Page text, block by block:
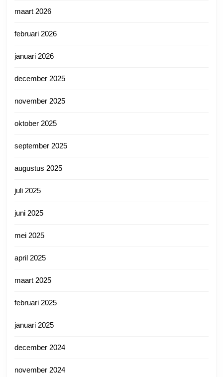
maart 2026
februari 2026
januari 2026
december 2025
november 2025
oktober 2025
september 2025
augustus 2025
juli 2025
juni 2025
mei 2025
april 2025
maart 2025
februari 2025
januari 2025
december 2024
november 2024